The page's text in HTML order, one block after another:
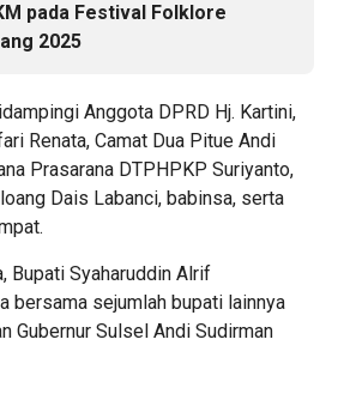
pada Festival Folklore
2025
Anggota DPRD Hj. Kartini,
Renata, Camat Dua Pitue Andi
Prasarana DTPHPKP Suriyanto,
Dais Labanci, babinsa, serta
Bupati Syaharuddin Alrif
bersama sejumlah bupati lainnya
Gubernur Sulsel Andi Sudirman